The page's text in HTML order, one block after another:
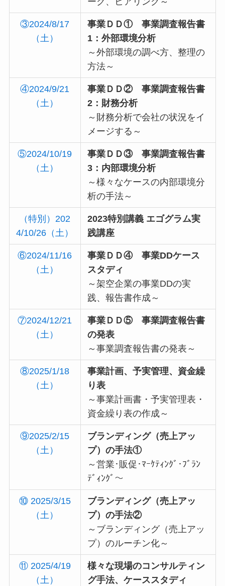
③2024/8/17
（土）
事業ＤＤ① 事業調査報告書
1：外部環境分析
～外部環境の調べ方、整理の
方法～
④2024/9/21
（土）
事業ＤＤ② 事業調査報告書
2：財務分析
～財務分析で会社の状況をイ
メージする～
⑤2024/10/19
（土）
事業ＤＤ③ 事業調査報告書
3：内部環境分析
～様々なケースの内部環境分
析の手法～
（特別）202
4/10/26（土）
2023特別講義 エゴグラム実
践講座
⑥2024/11/16
（土）
事業ＤＤ④ 事業DDケース
スタディ
～架空企業の事業DDの実
践、報告書作成～
⑦2024/12/21
（土）
事業ＤＤ⑤ 事業調査報告書
の発表
～事業調査報告書の発表～
⑧2025/1/18
（土）
事業計画、予実管理、資金繰
り表
～事業計画書・予実管理表・
資金繰り表の作成～
⑨2025/2/15
（土）
ブランディング（売上アッ
プ）の手法①
～営業･販促･ﾏｰｹﾃｨﾝｸﾞ･ﾌﾞﾗﾝ
ﾃﾞｨﾝｸﾞ～
⑩ 2025/3/15
（土）
ブランディング（売上アッ
プ）の手法②
～ブランディング（売上アッ
プ）のルーチン化～
⑪ 2025/4/19
（土）
様々な現場のコンサルティン
グ手法、ケーススタディ